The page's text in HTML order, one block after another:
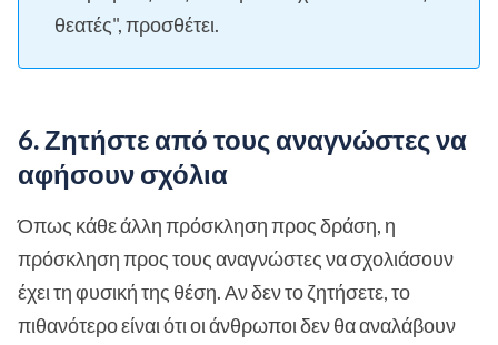
θεατές", προσθέτει.
6. Ζητήστε από τους αναγνώστες να
αφήσουν σχόλια
Όπως κάθε άλλη πρόσκληση προς δράση, η
πρόσκληση προς τους αναγνώστες να σχολιάσουν
έχει τη φυσική της θέση. Αν δεν το ζητήσετε, το
πιθανότερο είναι ότι οι άνθρωποι δεν θα αναλάβουν